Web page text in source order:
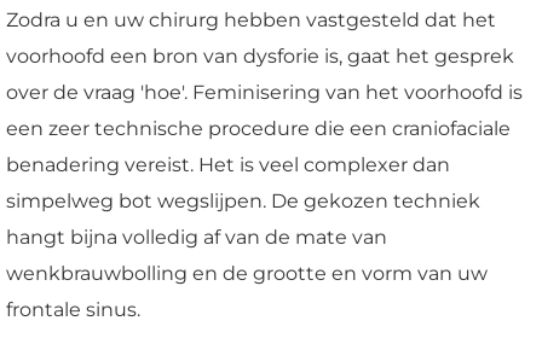
Zodra u en uw chirurg hebben vastgesteld dat het
voorhoofd een bron van dysforie is, gaat het gesprek
over de vraag 'hoe'. Feminisering van het voorhoofd is
een zeer technische procedure die een craniofaciale
benadering vereist. Het is veel complexer dan
simpelweg bot wegslijpen. De gekozen techniek
hangt bijna volledig af van de mate van
wenkbrauwbolling en de grootte en vorm van uw
frontale sinus.